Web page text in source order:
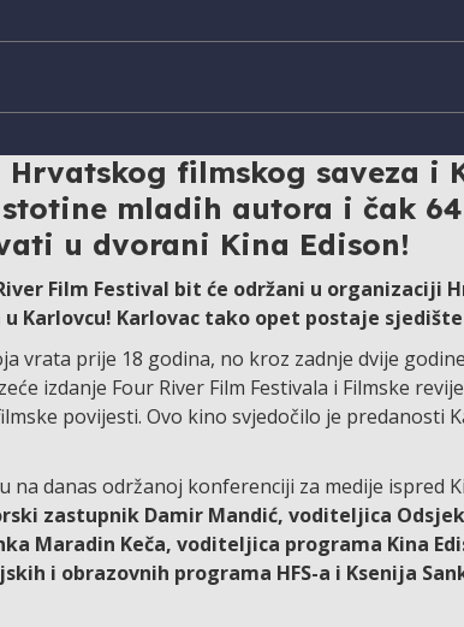
slavlje u znaku
filmskog saveza i
mladih autora i čak
u dvorani Kina Edison!
Film Festival bit će održani u organizaciji
u Karlovcu! Karlovac tako opet postaje
vrata prije 18 godina, no kroz zadnje dvije
izdanje Four River Film Festivala i Filmske
povijesti. Ovo kino svjedočilo je predanosti
danas održanoj konferenciji za medije ispred
zastupnik Damir Mandić, voditeljica
Maradin Keča, voditeljica programa Kina
i obrazovnih programa HFS-a i Ksenija